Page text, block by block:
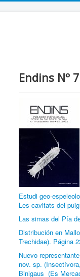
Endins Nº 7
Estudi geo-
Les cavitats del
Las simas del Pía
Distribución en
Trechidae). Página
Nuevo
nov. sp.
Binigaus (Es